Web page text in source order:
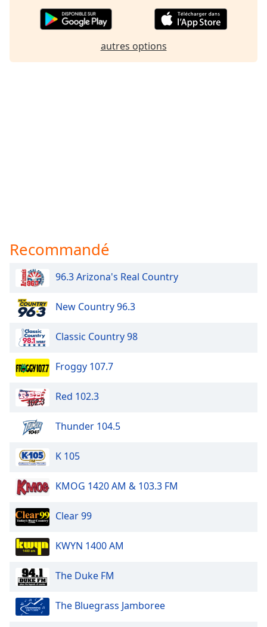
autres options
Recommandé
96.3 Arizona's Real Country
New Country 96.3
Classic Country 98
Froggy 107.7
Red 102.3
Thunder 104.5
K 105
KMOG 1420 AM & 103.3 FM
Clear 99
KWYN 1400 AM
The Duke FM
The Bluegrass Jamboree